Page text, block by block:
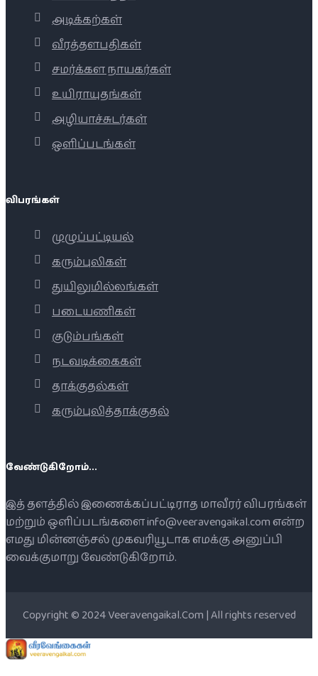
அடிக்கற்கள்
வீரத்தளபதிகள்
சமர்க்கள நாயகர்கள்
உயிராயுதங்கள்
அழியாச்சுடர்கள்
ஒளிப்படங்கள்
விபரங்கள்
முழுப்பட்டியல்
கரும்புலிகள்
துயிலுமில்லங்கள்
படையணிகள்
குடும்பங்கள்
நடவடிக்கைகள்
தாக்குதல்கள்
கரும்புலித்தாக்குதல்
வேண்டுகிறோம்...
இத் தளத்தில் இணைக்கப்பட்டிராத மாவீரர் விபரங்கள்
மற்றும் ஒளிப்படங்களை info@veeravengaikal.com என்ற
எமது மின்னஞ்சல் முகவரியூடாக எமக்கு அனுப்பி
வைக்குமாறு வேண்டுகிறோம்.
Copyright © 2024 Veeravengaikal.Com | All rights reserved